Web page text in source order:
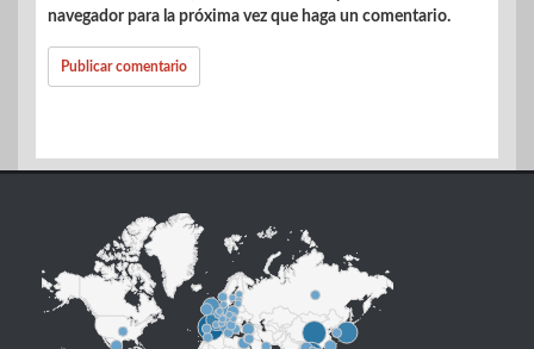
navegador para la próxima vez que haga un comentario.